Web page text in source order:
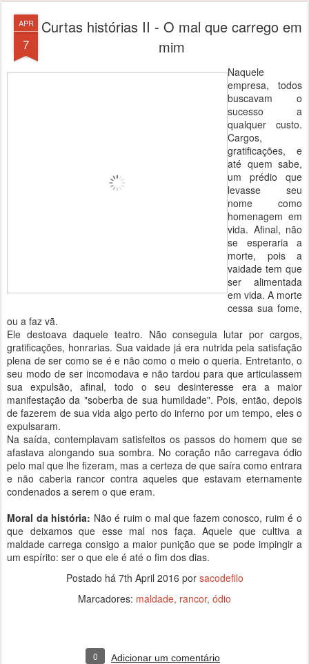
APR
7
Curtas histórias II - O mal que carrego em
mim
Naquele
empresa, todos
buscavam o
sucesso a
qualquer custo.
Cargos,
gratificações, e
até quem sabe,
um prédio que
levasse seu
nome como
homenagem em
vida. Afinal, não
se esperaria a
morte, pois a
vaidade tem que
ser alimentada
em vida. A morte
cessa sua fome,
ou a faz vã.
Ele destoava daquele teatro. Não conseguia lutar por cargos,
gratificações, honrarias. Sua vaidade já era nutrida pela satisfação
plena de ser como se é e não como o meio o queria. Entretanto, o
seu modo de ser incomodava e não tardou para que articulassem
sua expulsão, afinal, todo o seu desinteresse era a maior
manifestação da "soberba de sua humildade". Pois, então, depois
de fazerem de sua vida algo perto do inferno por um tempo, eles o
expulsaram.
Na saída, contemplavam satisfeitos os passos do homem que se
afastava alongando sua sombra. No coração não carregava ódio
pelo mal que lhe fizeram, mas a certeza de que saíra como entrara
e não caberia rancor contra aqueles que estavam eternamente
condenados a serem o que eram.
Moral da história: Não é ruim o mal que fazem conosco, ruim é o
que deixamos que esse mal nos faça. Aquele que cultiva a
maldade carrega consigo a maior punição que se pode impingir a
um espírito: ser o que ele é até o fim dos dias.
Postado há 7th April 2016 por sacodefilo
Marcadores: maldade rancor ódio
0 Adicionar um comentário